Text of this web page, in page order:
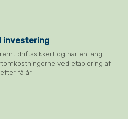
investering
driftssikkert og har en lang
ved etablering af
få år.